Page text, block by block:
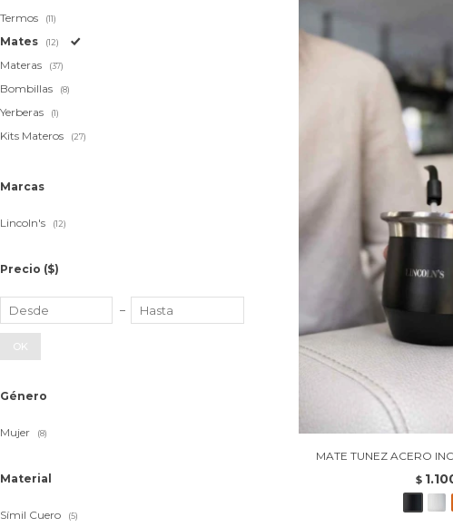
MATE TUNEZ ACERO
$
Termos (11)
Mates (12)
Materas (37)
Bombillas (8)
Yerberas (1)
Kits Materos (27)
Marcas
Lincoln's (12)
Precio ($)
OK
Género
Mujer (8)
Material
Símil Cuero (5)